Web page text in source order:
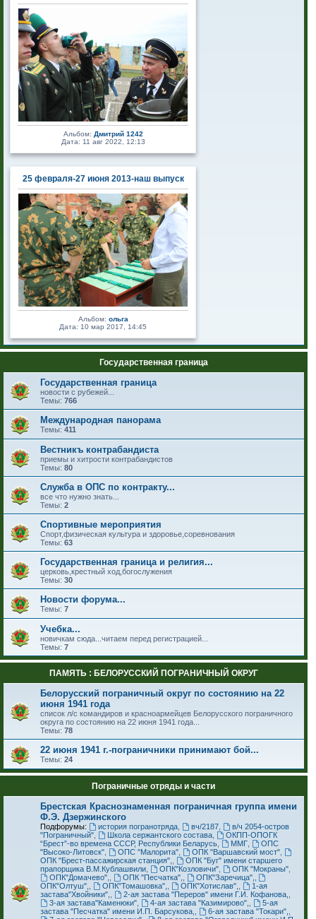
Альбом: Дмитрий 1242
Дата: 11 авг 2022, 12:13
25 февраля-27 июня 2013-наш выпуск
Альбом: ольга
Дата: 10 мар 2017, 14:45
Государственная граница
Государственная граница
новости с рубежей...
Темы: 766
Международная панорама
Темы: 411
Вестникъ контрабандиста
приемы и хитрости контрабандистов
Темы: 80
Служба в ОПС по контракту...
все что нужно знать...
Темы: 2
Спортивные мероприятия
Спорт,физическая культура и здоровье,соревнования
Темы: 63
Государственная граница и религия...
церковь,крестный ход,богослужения
Темы: 30
Новости форума...
Темы: 7
Учебка...
новичкам сюда...читаем перед регистрацией...
Темы: 7
ПАМЯТЬ : БЕЛОРУССКИЙ ПОГРАНИЧНЫЙ ОКРУГ
Белорусский пограничный округ по состоянию на 22
июня 1941 года
список л/с командиров и красноармейцев Белорусского пограничного
округа по состоянию на 22 июня 1941 года...
Темы: 78
22 июня 1941 г.-пограничники принимают бой...
Темы: 24
Пограничные отряды и части
Брестская Краснознаменная пограничная группа имени
Ф.Э. Дзержинского
Подфорумы: история погранотряда, вч/2187,
в/ч 2054-остров
"Пограничный", Школа сержантского состава,
ОКПП-ОПОГК
“Брест”-во времена СССР, Республики Беларусь, ММГ,
ОПС
"Высоко-Литовск", ОПС "Малорита", ОПК "Варшавский мост",
ОПК "Брест-пассажирская станция",,
ОПК "Буг" имени старшего
прапорщика В.М.Кублашвили, ОПК"Козловичи", ОПК "Мокраны",
ОПК"Домачево",, ОПК "Песчатка",, ОПК"Заречица",,
ОПК"Олтуш",, ОПК"Томашовка",, ОПК"Хотислав",,
1-ая
застава"Хвойники",, 2-ая застава "Переров" имени Г.И. Кофанова,,
3-ая застава"Каменюки", 4-ая застава "Казимирово",,
5-ая
застава "Песчатка" имени И.П. Барсукова,, 6-ая застава "Токари",,